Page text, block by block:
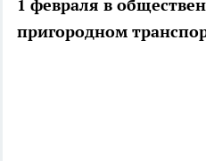
1 февраля в
пригородном